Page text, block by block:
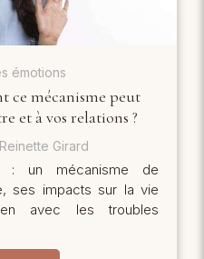
émotions
ce mécanisme peut
et à vos relations ?
Reinette Girard
: un mécanisme de
ses impacts sur la vie
avec les troubles